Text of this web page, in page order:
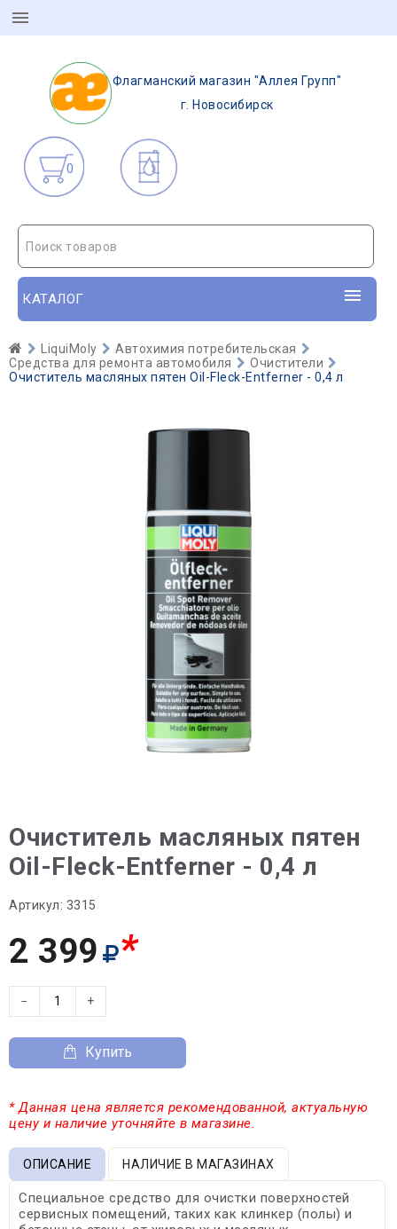
Флагманский магазин "Аллея Групп"
г. Новосибирск
0
Поиск товаров
КАТАЛОГ
LiquiMoly
Автохимия потребительская
Средства для ремонта автомобиля
Очистители
Очиститель масляных пятен Oil-Fleck-Entferner - 0,4 л
Очиститель масляных пятен
Oil-Fleck-Entferner - 0,4 л
Артикул: 3315
2 399 *
− +
Купить
* Данная цена является рекомендованной, актуальную
цену и наличие уточняйте в магазине.
ОПИСАНИЕ НАЛИЧИЕ В МАГАЗИНАХ
Специальное средство для очистки поверхностей
сервисных помещений, таких как клинкер (полы) и